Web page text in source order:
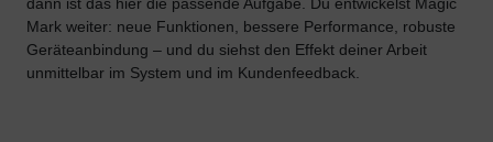
Mark weiter: neue Funktionen, bessere Performance, robuste
Geräteanbindung – und du siehst den Effekt deiner Arbeit
unmittelbar im System und im Kundenfeedback.